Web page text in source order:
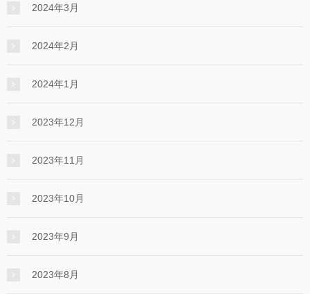
2024年3月
2024年2月
2024年1月
2023年12月
2023年11月
2023年10月
2023年9月
2023年8月